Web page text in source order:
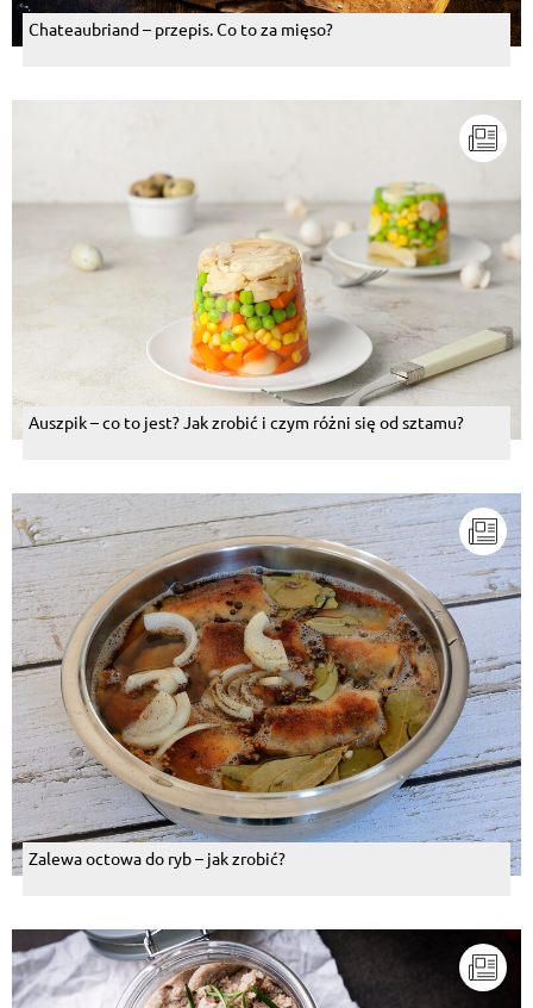
Chateaubriand – przepis. Co to za mięso?
Auszpik – co to jest? Jak zrobić i czym różni się od sztamu?
Zalewa octowa do ryb – jak zrobić?